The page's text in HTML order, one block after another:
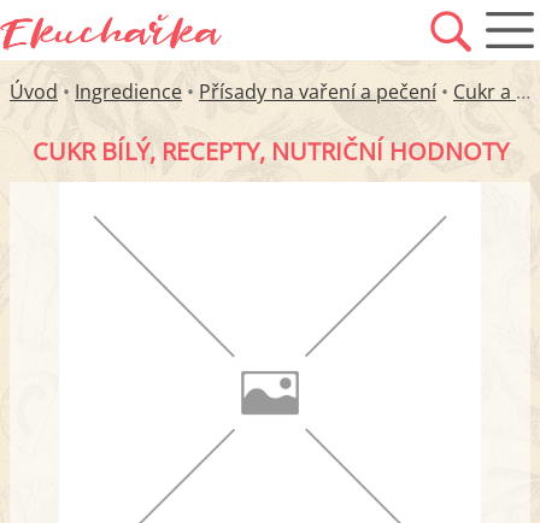
Úvod • Ingredience • Přísady na vaření a pečení • Cukr a sladidla
CUKR BÍLÝ, RECEPTY, NUTRIČNÍ HODNOTY